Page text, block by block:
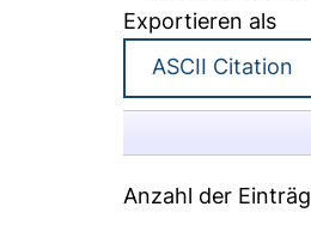
Exportieren als
Anzahl der